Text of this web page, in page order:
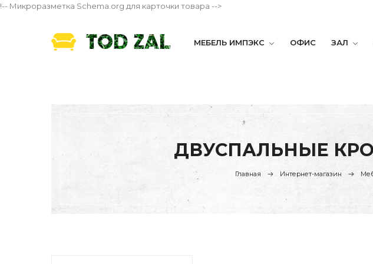
!-- Микроразметка Schema.org для карточки товара -->
МЕБЕЛЬ ИМПЭКС ОФИС ЗАЛ
ДВУСПАЛЬНЫЕ
Главная Интернет-магазин